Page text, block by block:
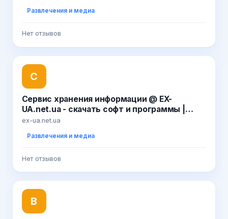
Развлечения и медиа
Нет отзывов
С
Сервис хранения информации @ EX-
UA.net.ua - скачать софт и программы |
скачать бесплатно фильмы | скачать новые
ex-ua.net.ua
Развлечения и медиа
Нет отзывов
В